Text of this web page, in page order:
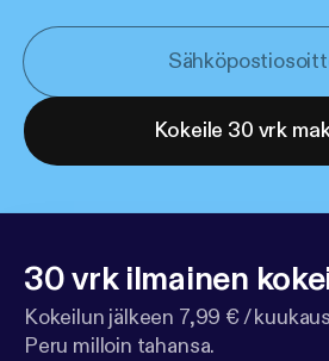
Kokeile 30 vrk
30 vrk ilmainen
Kokeilun jälkeen 7,99 € /
Peru milloin tahansa.